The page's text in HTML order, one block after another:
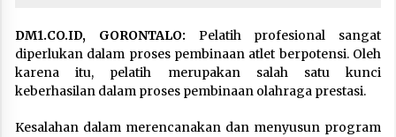
DM1.CO.ID, GORONTALO: Pelatih profesional sangat
diperlukan dalam proses pembinaan atlet berpotensi. Oleh
karena itu, pelatih merupakan salah satu kunci
keberhasilan dalam proses pembinaan olahraga prestasi.
Kesalahan dalam merencanakan dan menyusun program